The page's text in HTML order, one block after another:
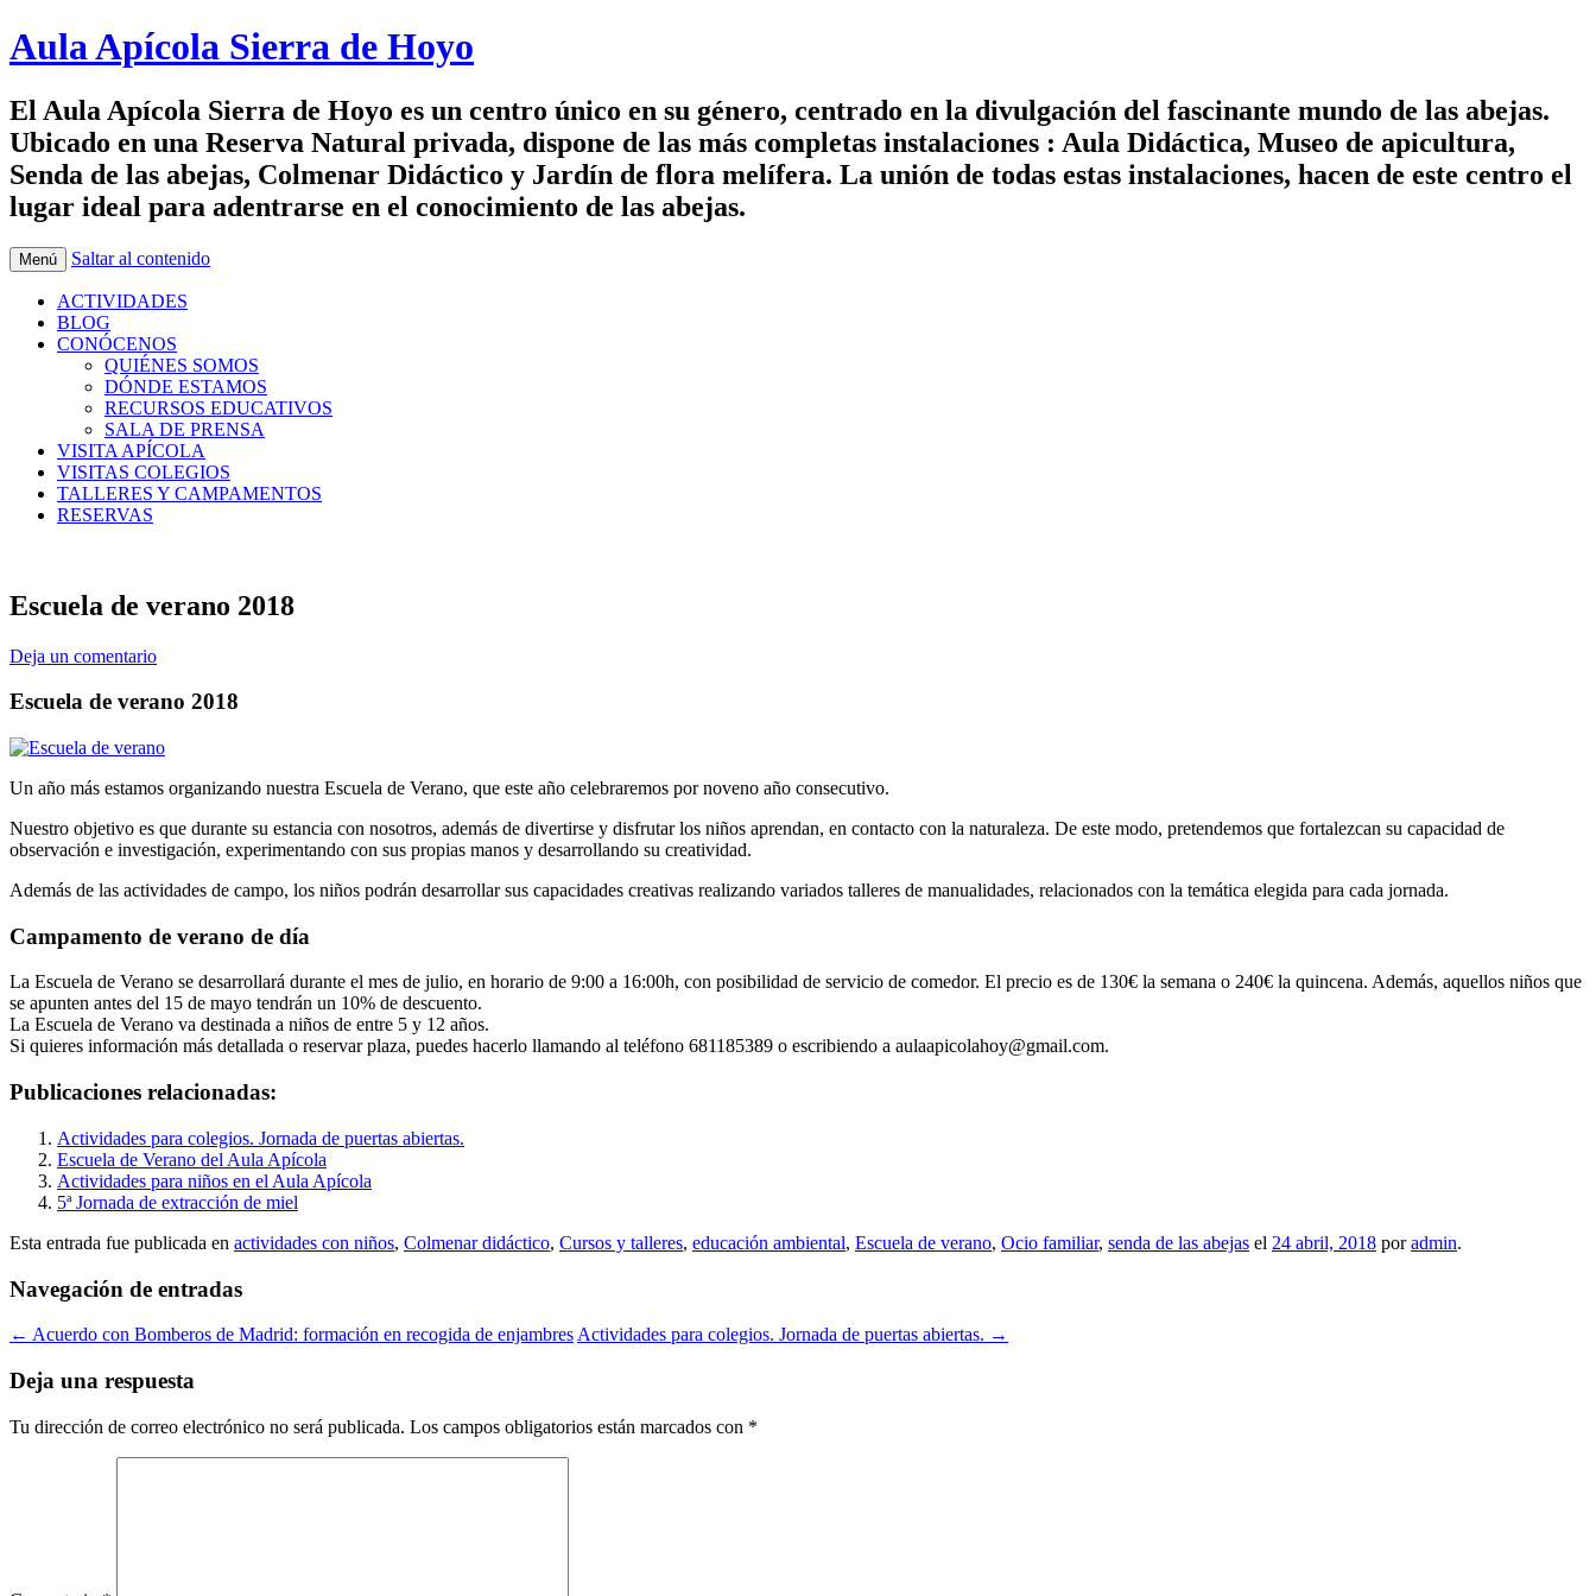
Aula Apícola Sierra de Hoyo
El Aula Apícola Sierra de Hoyo es un centro único en su género, centrado en la divulgación del fascinante mundo de las abejas.
Ubicado en una Reserva Natural privada, dispone de las más completas instalaciones : Aula Didáctica, Museo de apicultura,
Senda de las abejas, Colmenar Didáctico y Jardín de flora melífera. La unión de todas estas instalaciones, hacen de este centro el
lugar ideal para adentrarse en el conocimiento de las abejas.
Menú Saltar al contenido
ACTIVIDADES
BLOG
CONÓCENOS
QUIÉNES SOMOS
DÓNDE ESTAMOS
RECURSOS EDUCATIVOS
SALA DE PRENSA
VISITA APÍCOLA
VISITAS COLEGIOS
TALLERES Y CAMPAMENTOS
RESERVAS
Escuela de verano 2018
Deja un comentario
Escuela de verano 2018
Un año más estamos organizando nuestra Escuela de Verano, que este año celebraremos por noveno año consecutivo.
Nuestro objetivo es que durante su estancia con nosotros, además de divertirse y disfrutar los niños aprendan, en contacto con la naturaleza. De este modo, pretendemos que fortalezcan su capacidad de
observación e investigación, experimentando con sus propias manos y desarrollando su creatividad.
Además de las actividades de campo, los niños podrán desarrollar sus capacidades creativas realizando variados talleres de manualidades, relacionados con la temática elegida para cada jornada.
Campamento de verano de día
La Escuela de Verano se desarrollará durante el mes de julio, en horario de 9:00 a 16:00h, con posibilidad de servicio de comedor. El precio es de 130€ la semana o 240€ la quincena. Además, aquellos niños que
se apunten antes del 15 de mayo tendrán un 10% de descuento.
La Escuela de Verano va destinada a niños de entre 5 y 12 años.
Si quieres información más detallada o reservar plaza, puedes hacerlo llamando al teléfono 681185389 o escribiendo a aulaapicolahoy@gmail.com.
Publicaciones relacionadas:
Actividades para colegios. Jornada de puertas abiertas.
Escuela de Verano del Aula Apícola
Actividades para niños en el Aula Apícola
5ª Jornada de extracción de miel
Esta entrada fue publicada en actividades con niños, Colmenar didáctico, Cursos y talleres, educación ambiental, Escuela de verano, Ocio familiar, senda de las abejas el 24 abril, 2018 poradmin.
Navegación de entradas
← Acuerdo con Bomberos de Madrid: formación en recogida de enjambres Actividades para colegios. Jornada de puertas abiertas. →
Deja una respuesta
Tu dirección de correo electrónico no será publicada. Los campos obligatorios están marcados con *